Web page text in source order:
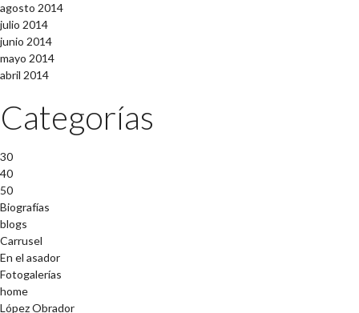
agosto 2014
julio 2014
junio 2014
mayo 2014
abril 2014
Categorías
30
40
50
Biografías
blogs
Carrusel
En el asador
Fotogalerías
home
López Obrador